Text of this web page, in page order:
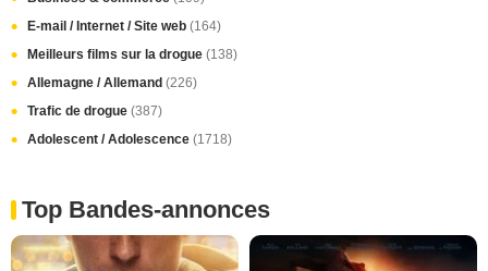
E-mail / Internet / Site web (164)
Meilleurs films sur la drogue (138)
Allemagne / Allemand (226)
Trafic de drogue (387)
Adolescent / Adolescence (1718)
Top Bandes-annonces